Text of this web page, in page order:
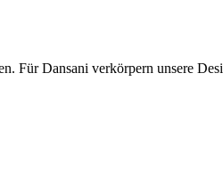
Für Dansani verkörpern unsere